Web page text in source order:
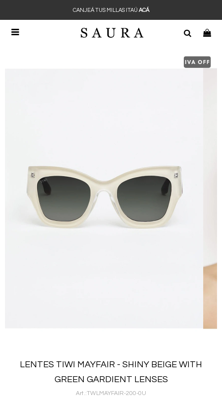

CANJEÁ TUS MILLAS ITAÚ ACÁ
LENTES TIWI MAYFAIR - SHINY BEIGE WITH
GREEN GARDIENT LENSES
TWLMAYFAIR-200-0U